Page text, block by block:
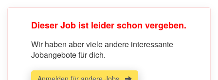
Dieser Job ist leider schon vergeben.
Wir haben aber viele andere interessante
Jobangebote für dich.